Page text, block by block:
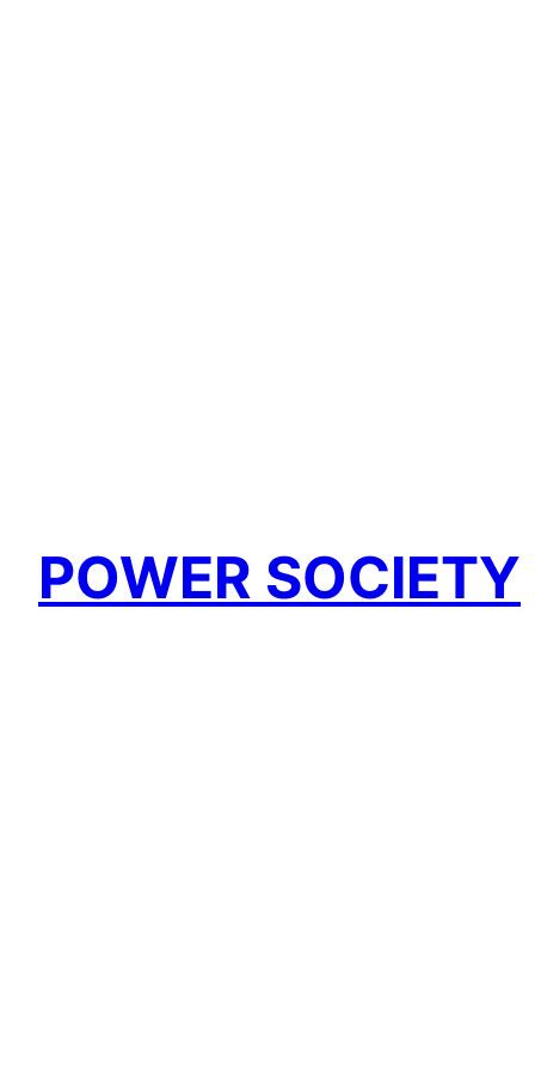
POWER SOCIETY